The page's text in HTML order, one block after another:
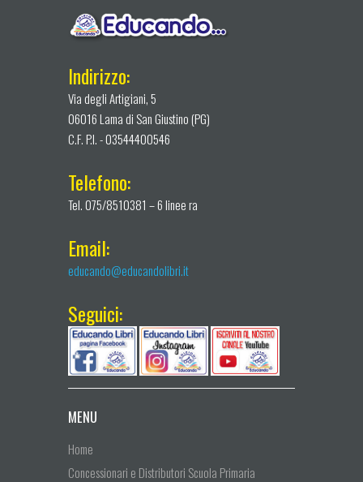
Indirizzo:
Via degli Artigiani, 5
06016 Lama di San Giustino (PG)
C.F. P.I. - 03544400546
Telefono:
Tel. 075/8510381 – 6 linee ra
Email:
educando@educandolibri.it
Seguici:
MENU
Home
Concessionari e Distributori Scuola Primaria